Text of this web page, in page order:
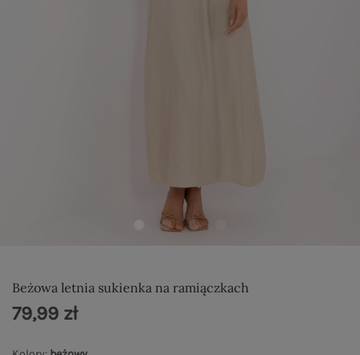
Beżowa letnia sukienka na ramiączkach
79,99 zł